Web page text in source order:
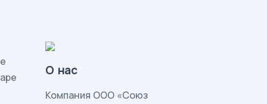
О нас
Компания ООО «Союз